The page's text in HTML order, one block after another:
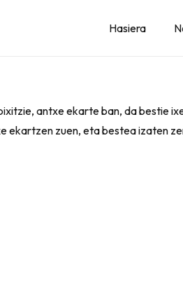
Hasiera
antxe ekarte ban, da bestie
ekartzen zuen, eta bestea izaten